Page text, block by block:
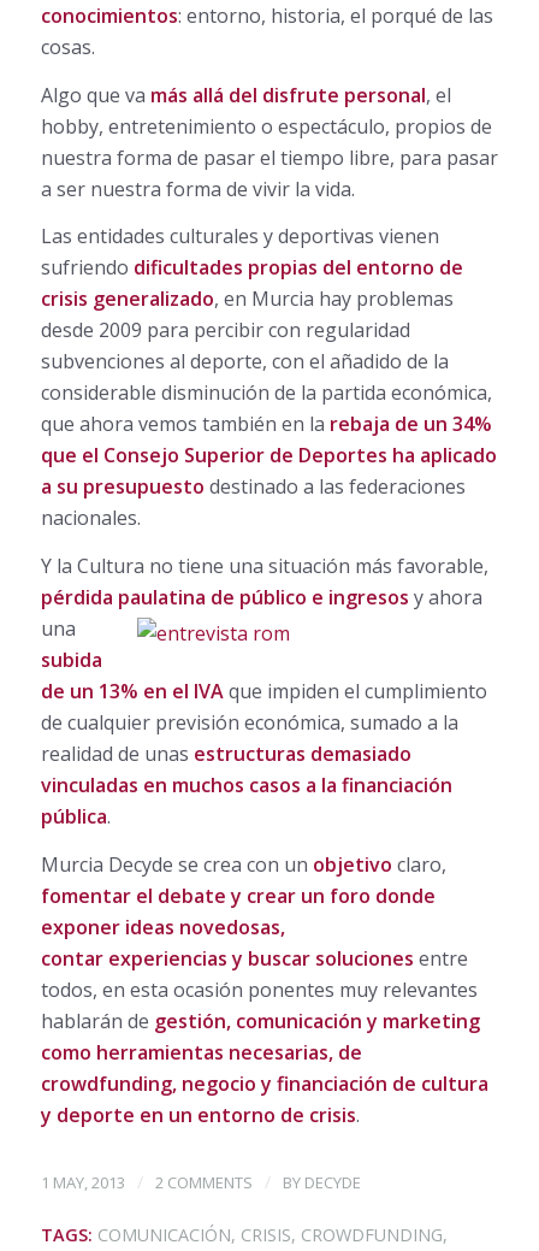
conocimientos: entorno, historia, el porqué de las
cosas.
Algo que va más allá del disfrute personal, el
hobby, entretenimiento o espectáculo, propios de
nuestra forma de pasar el tiempo libre, para pasar
a ser nuestra forma de vivir la vida.
Las entidades culturales y deportivas vienen
sufriendo dificultades propias del entorno de
crisis generalizado, en Murcia hay problemas
desde 2009 para percibir con regularidad
subvenciones al deporte, con el añadido de la
considerable disminución de la partida económica,
que ahora vemos también en la rebaja de un 34%
que el Consejo Superior de Deportes ha aplicado
a su presupuesto destinado a las federaciones
nacionales.
Y la Cultura no tiene una situación más favorable,
pérdida paulatina de público e ingresos y ahora
una
subida
de un 13% en el IVAque impiden el cumplimiento
de cualquier previsión económica, sumado a la
realidad de unas estructuras demasiado
vinculadas en muchos casos a la financiación
pública.
Murcia Decyde se crea con un objetivo claro,
fomentar el debate y crear un foro donde
exponer ideas novedosas,
contar experiencias y buscar soluciones entre
todos, en esta ocasión ponentes muy relevantes
hablarán de gestión, comunicación y marketing
como herramientas necesarias, de
crowdfunding, negocio y financiación de cultura
y deporte en un entorno de crisis.
1 MAY, 2013 / 2 COMMENTS / BY DECYDE
TAGS: COMUNICACIÓN, CRISIS, CROWDFUNDING,